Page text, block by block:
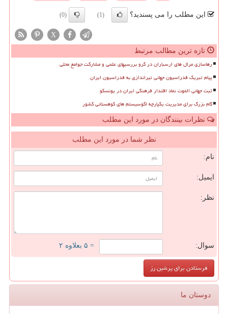
این مطلب را می پسندید؟ (1)
(0)
X
تازه ترین مطالب مرتبط
رهاسازی مرال های ارسباران در گرو بررسیهای علمی و مشارکت جوامع محلی
پیام تبریک فدراسیون جهانی تیراندازی به فدراسیون ایران
ثبت جهانی الموت نماد اقتدار فرهنگی ایران در یونسکو
گام بزرگ برای مدیریت یکپارچه اکوسیستم های کوهستانی کشور
نظرات بینندگان در مورد این مطلب
نظر شما در مورد این مطلب
نام:
ایمیل:
نظر:
سوال: = ۵ بعلاوه ۲
دوستان ما